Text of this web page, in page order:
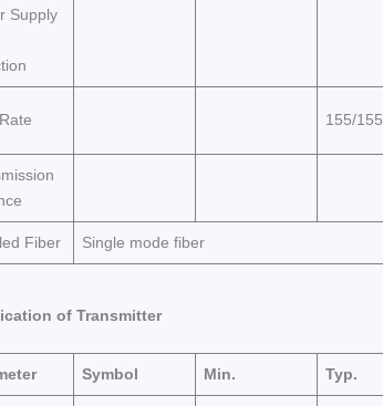
Supply
155/155
Fiber Single mode fiber
of Transmitter
Symbol Min. Typ.